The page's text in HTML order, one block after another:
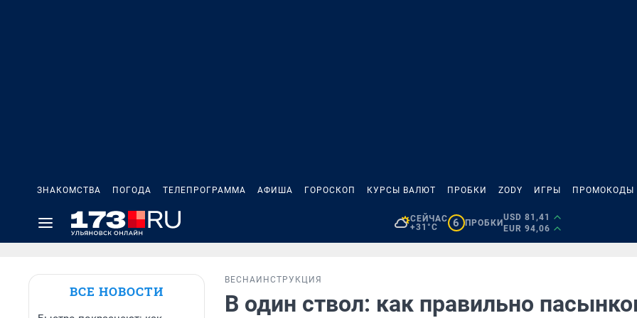
ЗНАКОМСТВА ПОГОДА ТЕЛЕПРОГРАММА АФИША ГОРОСКОП КУРСЫ ВАЛЮТ ПРОБКИ ZODY ИГРЫ ПРОМОКОДЫ
СЕЙЧАС
+31°C
6 ПРОБКИ
USD 81,41
EUR 94,06
ВСЕ НОВОСТИ
ВЕСНА ИНСТРУКЦИЯ
В один ствол: как правильно